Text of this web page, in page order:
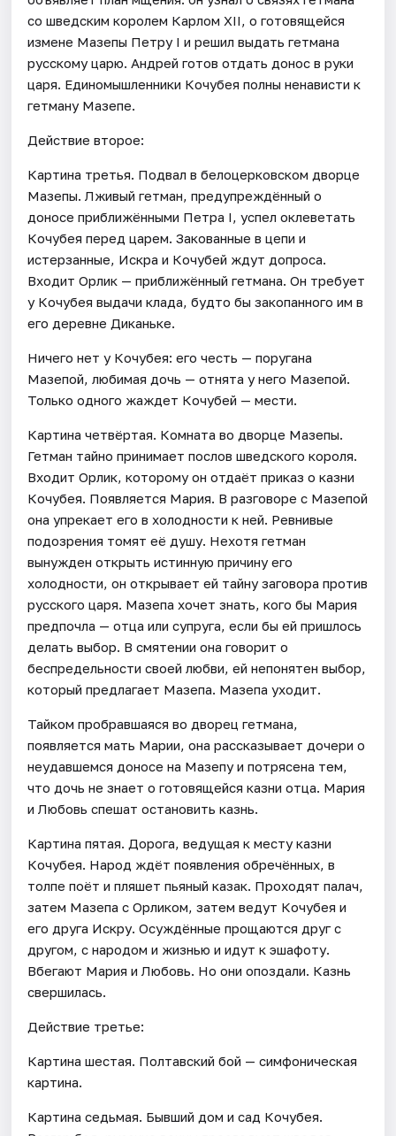
со шведским королем Карлом XII, о готовящейся
измене Мазепы Петру I и решил выдать гетмана
русскому царю. Андрей готов отдать донос в руки
царя. Единомышленники Кочубея полны ненависти к
гетману Мазепе.
Действие второе:
Картина третья. Подвал в белоцерковском дворце
Мазепы. Лживый гетман, предупреждённый о
доносе приближёнными Петра I, успел оклеветать
Кочубея перед царем. Закованные в цепи и
истерзанные, Искра и Кочубей ждут допроса.
Входит Орлик — приближённый гетмана. Он требует
у Кочубея выдачи клада, будто бы закопанного им в
его деревне Диканьке.
Ничего нет у Кочубея: его честь — поругана
Мазепой, любимая дочь — отнята у него Мазепой.
Только одного жаждет Кочубей — мести.
Картина четвёртая. Комната во дворце Мазепы.
Гетман тайно принимает послов шведского короля.
Входит Орлик, которому он отдаёт приказ о казни
Кочубея. Появляется Мария. В разговоре с Мазепой
она упрекает его в холодности к ней. Ревнивые
подозрения томят её душу. Нехотя гетман
вынужден открыть истинную причину его
холодности, он открывает ей тайну заговора против
русского царя. Мазепа хочет знать, кого бы Мария
предпочла — отца или супруга, если бы ей пришлось
делать выбор. В смятении она говорит о
беспредельности своей любви, ей непонятен выбор,
который предлагает Мазепа. Мазепа уходит.
Тайком пробравшаяся во дворец гетмана,
появляется мать Марии, она рассказывает дочери о
неудавшемся доносе на Мазепу и потрясена тем,
что дочь не знает о готовящейся казни отца. Мария
и Любовь спешат остановить казнь.
Картина пятая. Дорога, ведущая к месту казни
Кочубея. Народ ждёт появления обречённых, в
толпе поёт и пляшет пьяный казак. Проходят палач,
затем Мазепа с Орликом, затем ведут Кочубея и
его друга Искру. Осуждённые прощаются друг с
другом, с народом и жизнью и идут к эшафоту.
Вбегают Мария и Любовь. Но они опоздали. Казнь
свершилась.
Действие третье:
Картина шестая. Полтавский бой — симфоническая
картина.
Картина седьмая. Бывший дом и сад Кочубея.